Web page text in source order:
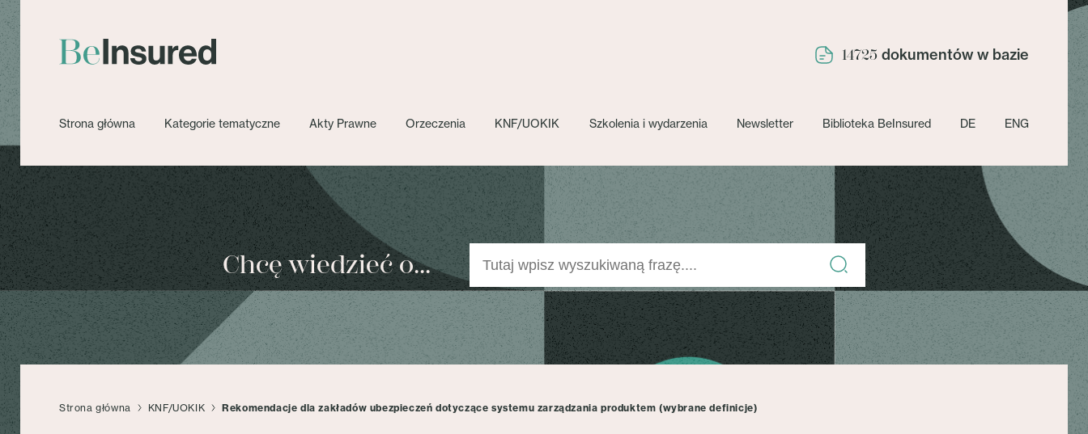
14725 dokumentów w bazie
Strona główna Kategorie tematyczne Akty Prawne Orzeczenia KNF/UOKIK Szkolenia i wydarzenia Newsletter Biblioteka BeInsured DE ENG
Chcę wiedzieć o...
Strona główna KNF/UOKIK Rekomendacje dla zakładów ubezpieczeń dotyczące systemu zarządzania produktem (wybrane definicje)